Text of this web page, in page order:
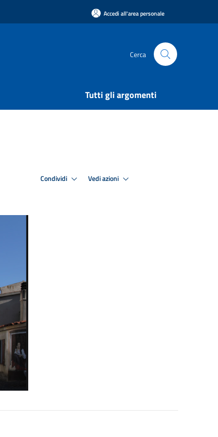
Accedi all'area personale
Cerca
Tutti gli argomenti
Condividi Vedi azioni